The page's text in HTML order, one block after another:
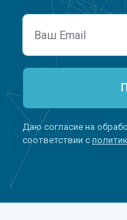
Даю согласие на
соответствии с